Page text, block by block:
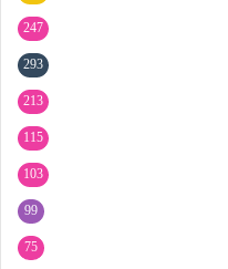
247
293
213
115
103
99
75